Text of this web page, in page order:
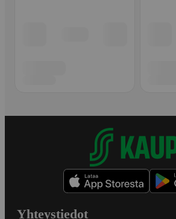
Yhteystiedot